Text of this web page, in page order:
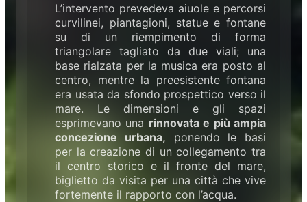
L’intervento prevedeva aiuole e percorsi
curvilinei, piantagioni, statue e fontane
su di un riempimento di forma
triangolare tagliato da due viali; una
base rialzata per la musica era posto al
centro, mentre la preesistente fontana
era usata da sfondo prospettico verso il
mare. Le dimensioni e gli spazi
esprimevano una rinnovata e più ampia
concezione urbana, ponendo le basi
per la creazione di un collegamento tra
il centro storico e il fronte del mare,
biglietto da visita per una città che vive
fortemente il rapporto con l’acqua.